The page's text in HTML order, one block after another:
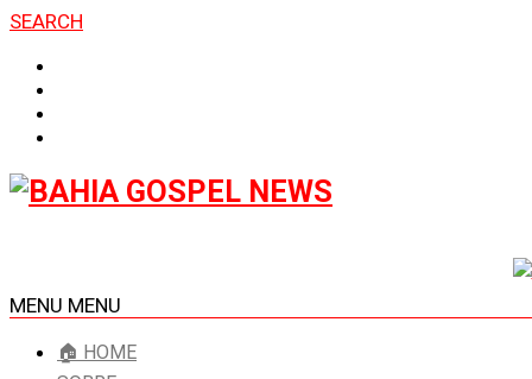
SEARCH
MENU MENU
🏠 HOME